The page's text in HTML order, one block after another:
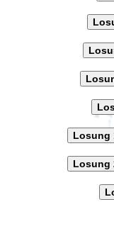
Losung
Losung